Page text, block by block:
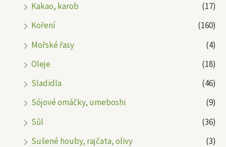
Kakao, karob
(17)
Koření
(160)
Mořské řasy
(4)
Oleje
(18)
Sladidla
(46)
Sójové omáčky, umeboshi
(9)
Sůl
(36)
Sušené houby, rajčata, olivy
(3)